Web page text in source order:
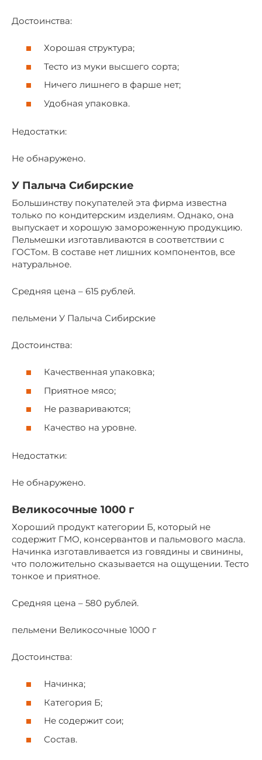
Достоинства:
Хорошая структура;
Тесто из муки высшего сорта;
Ничего лишнего в фарше нет;
Удобная упаковка.
Недостатки:
Не обнаружено.
У Палыча Сибирские
Большинству покупателей эта фирма известна
только по кондитерским изделиям. Однако, она
выпускает и хорошую замороженную продукцию.
Пельмешки изготавливаются в соответствии с
ГОСТом. В составе нет лишних компонентов, все
натуральное.
Средняя цена – 615 рублей.
пельмени У Палыча Сибирские
Достоинства:
Качественная упаковка;
Приятное мясо;
Не развариваются;
Качество на уровне.
Недостатки:
Не обнаружено.
Великосочные 1000 г
Хороший продукт категории Б, который не
содержит ГМО, консервантов и пальмового масла.
Начинка изготавливается из говядины и свинины,
что положительно сказывается на ощущении. Тесто
тонкое и приятное.
Средняя цена – 580 рублей.
пельмени Великосочные 1000 г
Достоинства:
Начинка;
Категория Б;
Не содержит сои;
Состав.